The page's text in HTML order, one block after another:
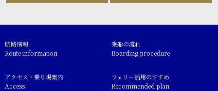
航路情報
Route information
乗船の流れ
Boarding procedure
アクセス・乗り場案内
Access
フェリー活用のすすめ
Recommended plan